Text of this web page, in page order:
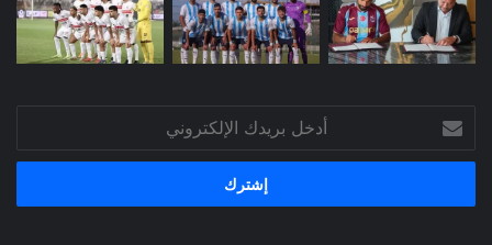
بريدك
الإلكتروني